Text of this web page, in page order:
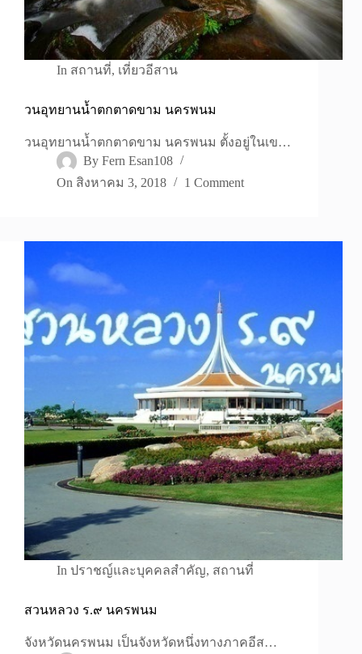
In สถานที่, เที่ยวอีสาน
วนอุทยานน้ำตกตาดขาม นครพนม
วนอุทยานน้ำตกตาดขาม นครพนม ตั้งอยู่ในเข…
By Fern Esan108
On สิงหาคม 3, 2018 1 Comment
In ปราชญ์และบุคคลสำคัญ, สถานที่
สวนหลวง ร.๙ นครพนม
จังหวัดนครพนม เป็นจังหวัดหนึ่งทางภาคอีส…